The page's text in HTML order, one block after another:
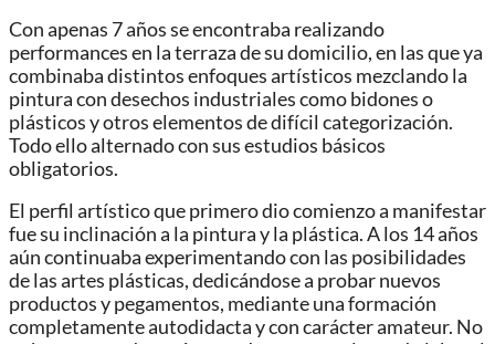
Con apenas 7 años se encontraba realizando
performances en la terraza de su domicilio, en las que ya
combinaba distintos enfoques artísticos mezclando la
pintura con desechos industriales como bidones o
plásticos y otros elementos de difícil categorización.
Todo ello alternado con sus estudios básicos
obligatorios.
El perfil artístico que primero dio comienzo a manifestar
fue su inclinación a la pintura y la plástica. A los 14 años
aún continuaba experimentando con las posibilidades
de las artes plásticas, dedicándose a probar nuevos
productos y pegamentos, mediante una formación
completamente autodidacta y con carácter amateur. No